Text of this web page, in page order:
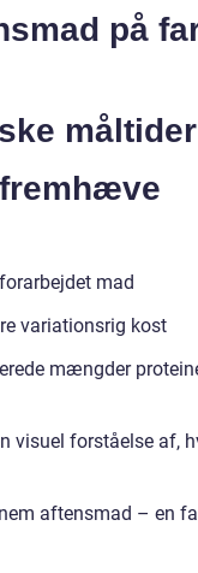
på
måltider
mad
variationsrig kost
mængder
visuel forståelse af,
aftensmad – en